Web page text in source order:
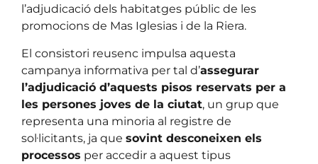
l’adjudicació dels habitatges públic de les
promocions de Mas Iglesias i de la Riera.
El consistori reusenc impulsa aquesta
campanya informativa per tal d’assegurar
l’adjudicació d’aquests pisos reservats per a
les persones joves de la ciutat, un grup que
representa una minoria al registre de
sol·licitants, ja que sovint desconeixen els
processos per accedir a aquest tipus